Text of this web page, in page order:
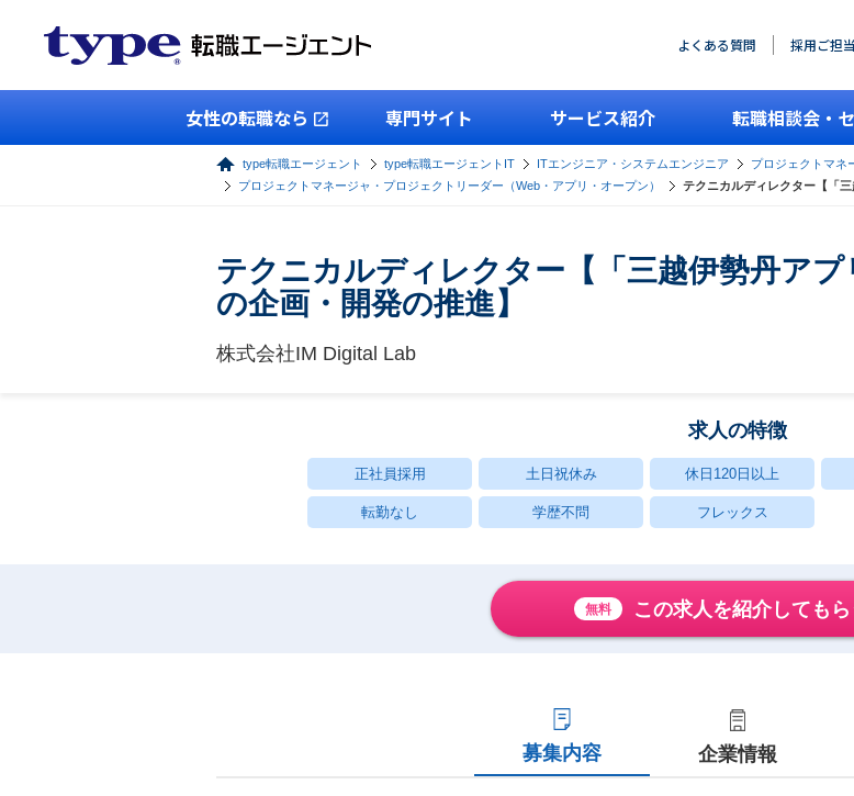
よくある質問 採用ご担
女性の転職なら 専門サイト サービス紹介 転職相談会・
type転職エージェント type転職エージェントIT ITエンジニア・システムエンジニア
プロジェクトマネ
プロジェクトマネージャ・プロジェクトリーダー（Web・アプリ・オープン）
テクニカルディレクター【「
テクニカルディレクター【「三越伊勢丹ア
の企画・開発の推進】
株式会社IM Digital Lab
求人の特徴
正社員採用 土日祝休み 休日120日以上
転勤なし 学歴不問 フレックス
無料 この求人を紹介してもら
募集内容 企業情報